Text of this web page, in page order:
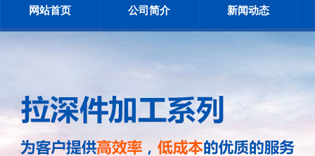
网站首页 公司简介 新闻动态